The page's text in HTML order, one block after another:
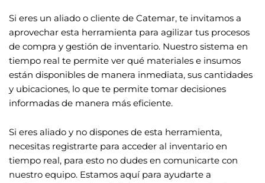
Si eres un aliado o cliente de Catemar, te invitamos a
aprovechar esta herramienta para agilizar tus procesos
de compra y gestión de inventario. Nuestro sistema en
tiempo real te permite ver qué materiales e insumos
están disponibles de manera inmediata, sus cantidades
y ubicaciones, lo que te permite tomar decisiones
informadas de manera más eficiente.
Si eres aliado y no dispones de esta herramienta,
necesitas registrarte para acceder al inventario en
tiempo real, para esto no dudes en comunicarte con
nuestro equipo. Estamos aquí para ayudarte a